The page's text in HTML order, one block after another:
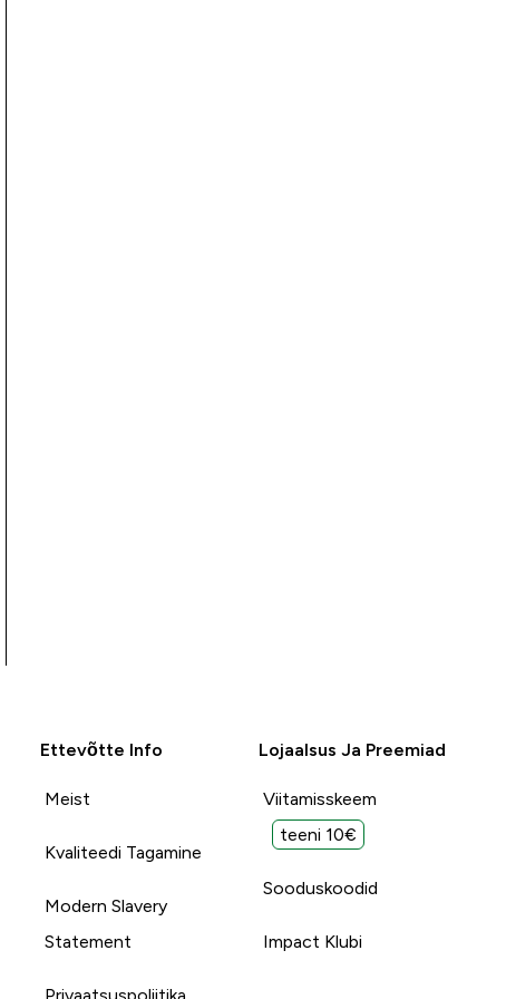
Ettevõtte Info
Meist
Kvaliteedi Tagamine
Modern Slavery
Statement
Privaatsuspoliitika
Lojaalsus Ja Preemiad
Viitamisskeem
teeni 10€
Sooduskoodid
Impact Klubi